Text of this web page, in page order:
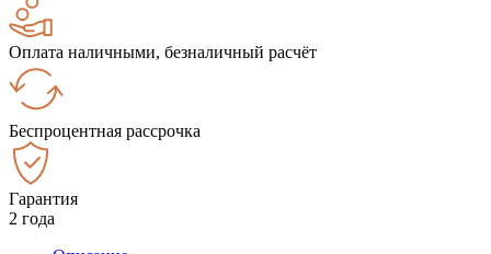
Оплата наличными, безналичный расчёт
Беспроцентная рассрочка
Гарантия
2 года